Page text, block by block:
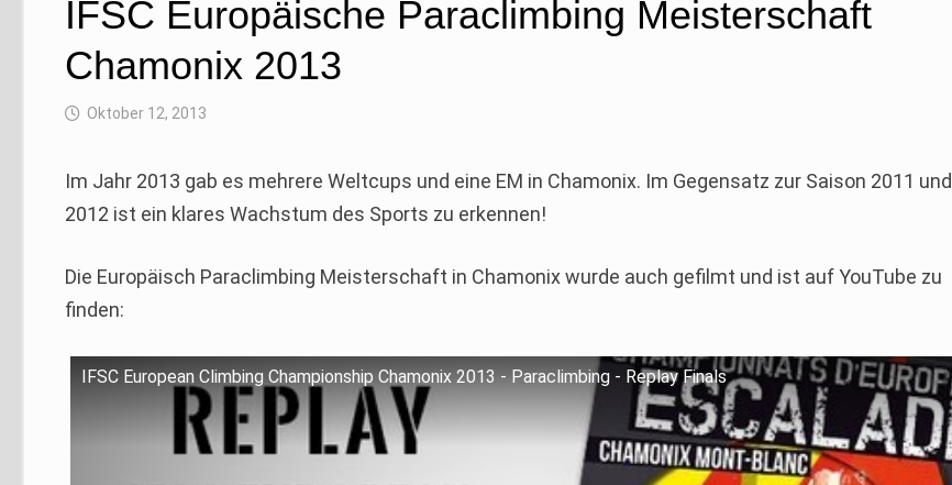
IFSC Europäische Paraclimbing Meisterschaft
Chamonix 2013
Oktober 12, 2013
Im Jahr 2013 gab es mehrere Weltcups und eine EM in Chamonix. Im Gegensatz zur Saison 2011 und
2012 ist ein klares Wachstum des Sports zu erkennen!
Die Europäisch Paraclimbing Meisterschaft in Chamonix wurde auch gefilmt und ist auf YouTube zu
finden:
IFSC European Climbing Championship Chamonix 2013 - Paraclimbing - Replay Finals